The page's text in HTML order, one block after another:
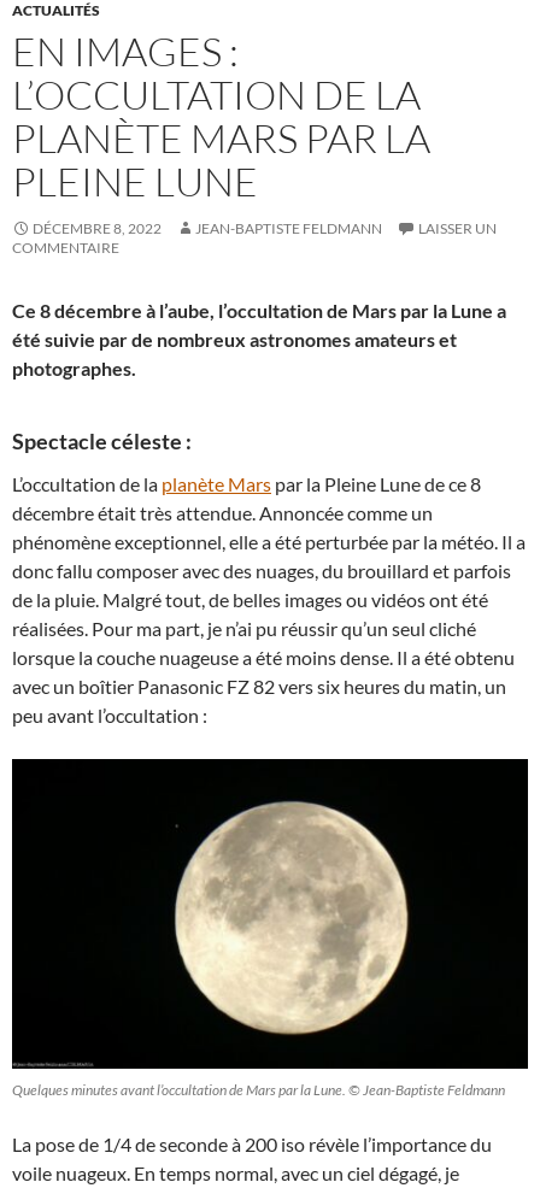
ACTUALITÉS
EN IMAGES :
L’OCCULTATION DE LA
PLANÈTE MARS PAR LA
PLEINE LUNE
DÉCEMBRE 8, 2022 JEAN-BAPTISTE FELDMANN
LAISSER UN
COMMENTAIRE
Ce 8 décembre à l’aube, l’occultation de Mars par la Lune a
été suivie par de nombreux astronomes amateurs et
photographes.
Spectacle céleste :
L’occultation de la planète Mars par la Pleine Lune de ce 8
décembre était très attendue. Annoncée comme un
phénomène exceptionnel, elle a été perturbée par la météo. Il a
donc fallu composer avec des nuages, du brouillard et parfois
de la pluie. Malgré tout, de belles images ou vidéos ont été
réalisées. Pour ma part, je n’ai pu réussir qu’un seul cliché
lorsque la couche nuageuse a été moins dense. Il a été obtenu
avec un boîtier Panasonic FZ 82 vers six heures du matin, un
peu avant l’occultation :
Quelques minutes avant l’occultation de Mars par la Lune. © Jean-Baptiste Feldmann
La pose de 1/4 de seconde à 200 iso révèle l’importance du
voile nuageux. En temps normal, avec un ciel dégagé, je